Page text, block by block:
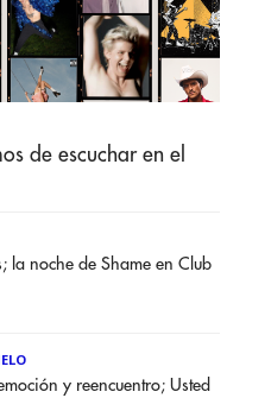
de escuchar en el
la noche de Shame en Club
y reencuentro; Usted